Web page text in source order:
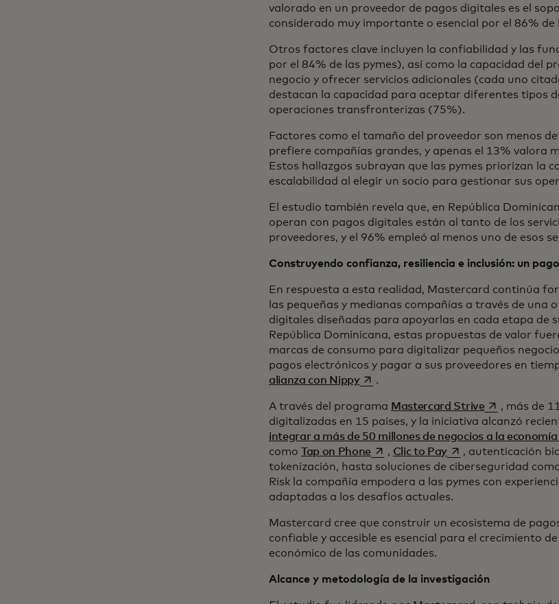
valorado en un proveedor de pagos digitales es el
considerado muy importante o esencial por el 86% de
Otros factores clave incluyen la confiabilidad y las
por el 84% de las pymes), así como la capacidad del
negocio y ofrecer servicios adicionales (cada uno
destacan la capacidad para aceptar diferentes tipos
operaciones transfronterizas (75%).
Factores como el tamaño del proveedor son menos
prefiere compañías grandes, y apenas el 13% valora
Estos hallazgos subrayan que las pymes priorizan la
escalabilidad al elegir un socio para gestionar sus
El estudio también revela que, en República
operan con pagos digitales están al tanto de los
proveedores, y el 96% empleó al menos uno de esos
Construyendo confianza, resiliencia e inclusión: un
En respuesta a esta realidad, Mastercard continúa
las pequeñas y medianas compañías a través de una
digitales diseñadas para apoyarlas en cada etapa de
República Dominicana, estas propuestas de valor
marcas de consumo para digitalizar pequeños
pagos electrónicos y pagar a sus proveedores en
alianza con Nippyse abre en una pestaña nueva
.
A través del programa Mastercard Strivese abre en
, más de
digitalizadas en 15 países, y la iniciativa alcanzó
integrar a más de 50 millones de negocios a la
como Tap on Phone se abre en una pestaña nueva
, Clic to Payse abre en una
, autenticación
tokenización, hasta soluciones de ciberseguridad
Risk la compañía empodera a las pymes con
adaptadas a los desafíos actuales.
Mastercard cree que construir un ecosistema de
confiable y accesible es esencial para el crecimiento
económico de las comunidades.
Alcance y metodología de la investigación